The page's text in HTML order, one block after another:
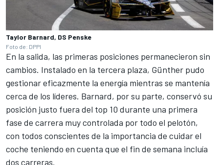
Taylor Barnard, DS Penske
Foto de: DPPI
En la salida, las primeras posiciones permanecieron sin
cambios. Instalado en la tercera plaza, Günther pudo
gestionar eficazmente la energía mientras se mantenía
cerca de los líderes. Barnard, por su parte, conservó su
posición justo fuera del top 10 durante una primera
fase de carrera muy controlada por todo el pelotón,
con todos conscientes de la importancia de cuidar el
coche teniendo en cuenta que el fin de semana incluía
dos carreras.